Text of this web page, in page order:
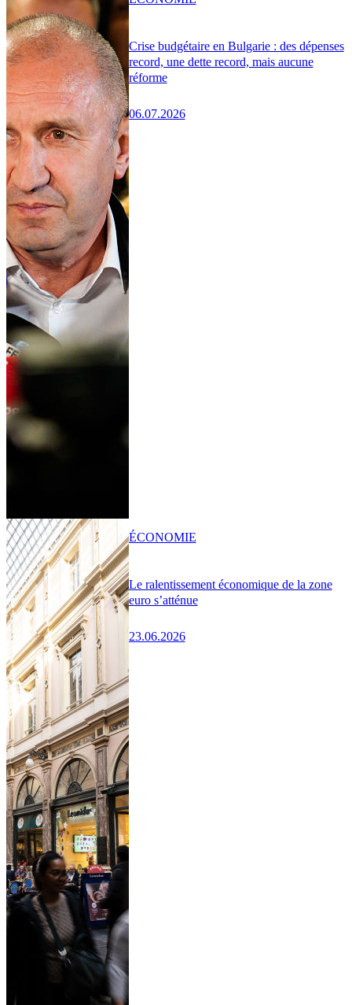
Crise budgétaire en Bulgarie : des dépenses
record, une dette record, mais aucune
réforme
06.07.2026
Le ralentissement économique de la zone
euro s’atténue
23.06.2026
ÉCONOMIE